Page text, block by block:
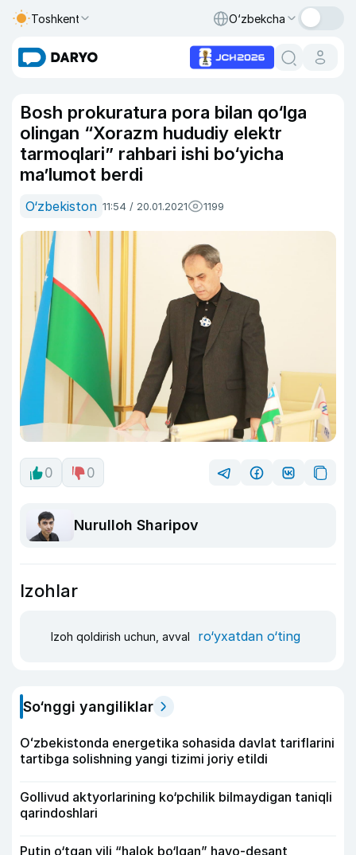
Toshkent O‘zbekcha
Bosh prokuratura pora bilan qo‘lga
olingan “Xorazm hududiy elektr
tarmoqlari” rahbari ishi bo‘yicha
ma’lumot berdi
O‘zbekiston 11:54 / 20.01.2021 1199
0 0
Nurulloh Sharipov
Izohlar
Izoh qoldirish uchun, avval ro‘yxatdan o‘ting
So‘nggi yangiliklar
Oʻzbekistonda energetika sohasida davlat tariflarini
tartibga solishning yangi tizimi joriy etildi
Gollivud aktyorlarining ko‘pchilik bilmaydigan taniqli
qarindoshlari
Putin o‘tgan yili “halok bo‘lgan” havo-desant